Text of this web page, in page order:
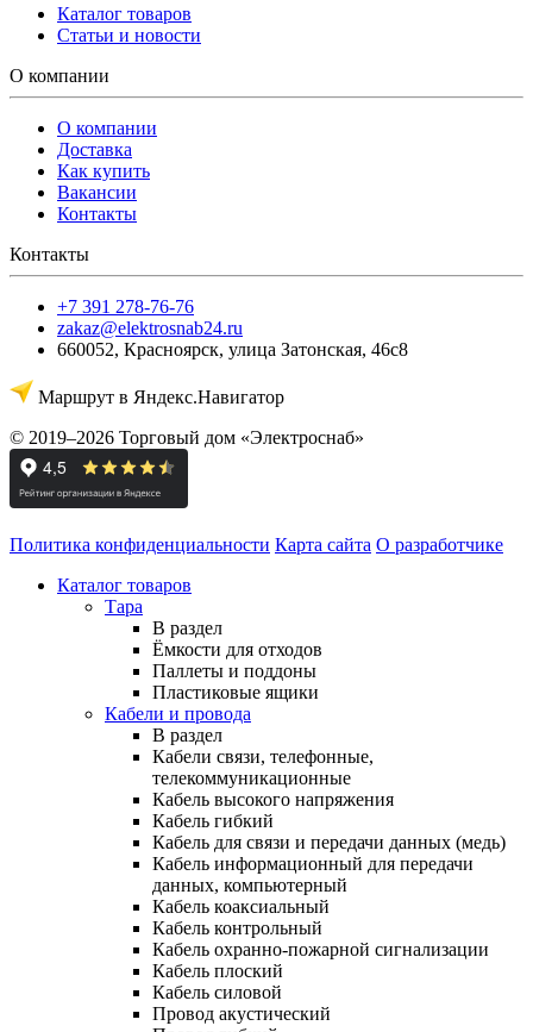
Каталог товаров
Статьи и новости
О компании
О компании
Доставка
Как купить
Вакансии
Контакты
Контакты
+7 391 278-76-76
zakaz@elektrosnab24.ru
660052, Красноярск, улица Затонская, 46с8
Маршрут в Яндекс.Навигатор
© 2019–2026 Торговый дом «Электроснаб»
Политика конфиденциальности Карта сайта О разработчике
Каталог товаров
Тара
В раздел
Ёмкости для отходов
Паллеты и поддоны
Пластиковые ящики
Кабели и провода
В раздел
Кабели связи, телефонные,
телекоммуникационные
Кабель высокого напряжения
Кабель гибкий
Кабель для связи и передачи данных (медь)
Кабель информационный для передачи
данных, компьютерный
Кабель коаксиальный
Кабель контрольный
Кабель охранно-пожарной сигнализации
Кабель плоский
Кабель силовой
Провод акустический